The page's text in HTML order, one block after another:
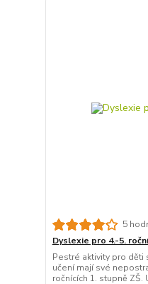
5
Dyslexie pro 4.-5.
Pestré aktivity pro děti
učení mají své
ročnících 1. stupně ZŠ.